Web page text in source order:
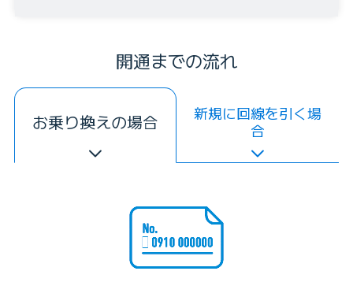
開通までの流れ
お乗り換えの場合
新規に回線を引く場
合